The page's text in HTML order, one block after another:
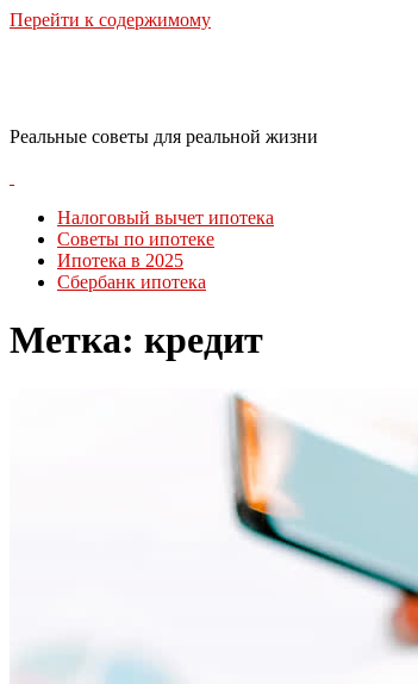
Перейти к содержимому
Реальные советы для реальной жизни
Налоговый вычет ипотека
Советы по ипотеке
Ипотека в 2025
Сбербанк ипотека
Метка: кредит